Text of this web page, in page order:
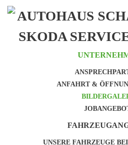
ANFAHRT &
UNSERE FAHRZEUGE